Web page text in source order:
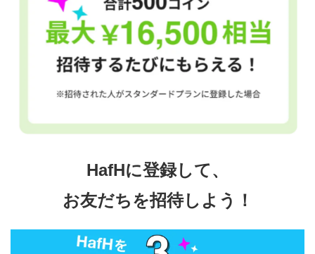
HafHに登録して、
お友だちを招待しよう！